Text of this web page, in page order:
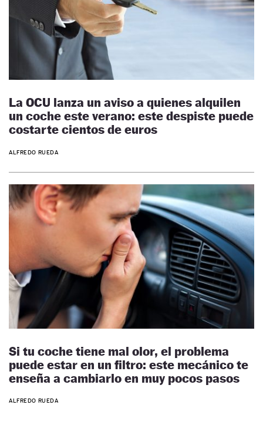
La OCU lanza un aviso a quienes alquilen
un coche este verano: este despiste puede
costarte cientos de euros
ALFREDO RUEDA
Si tu coche tiene mal olor, el problema
puede estar en un filtro: este mecánico te
enseña a cambiarlo en muy pocos pasos
ALFREDO RUEDA